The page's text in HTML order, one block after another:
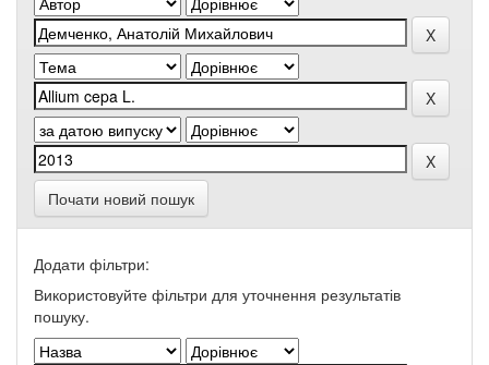
Почати новий пошук
Додати фільтри:
Використовуйте фільтри для уточнення результатів
пошуку.